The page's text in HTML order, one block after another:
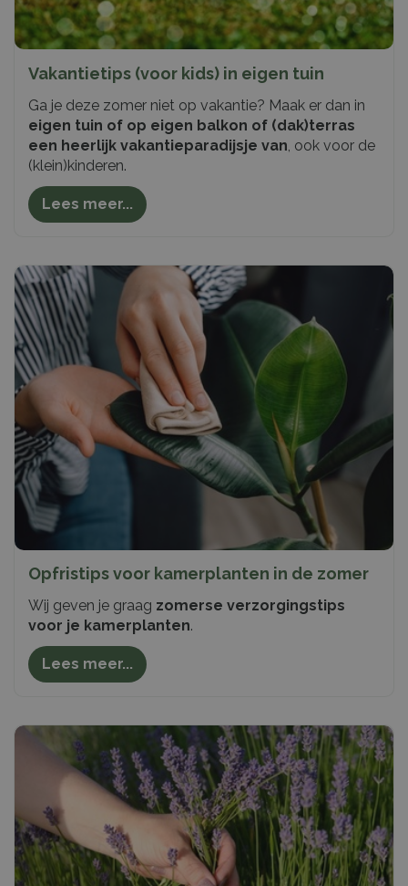
Vakantietips (voor kids) in eigen tuin
Ga je deze zomer niet op vakantie? Maak er dan in
eigen tuin of op eigen balkon of (dak)terras
een heerlijk vakantieparadijsje van, ook voor de
(klein)kinderen.
Lees meer...
Opfristips voor kamerplanten in de zomer
Wij geven je graag zomerse verzorgingstips
voor je kamerplanten.
Lees meer...